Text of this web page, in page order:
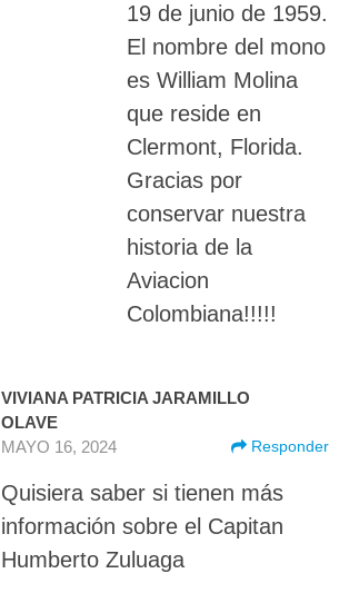
19 de junio de 1959.
El nombre del mono
es William Molina
que reside en
Clermont, Florida.
Gracias por
conservar nuestra
historia de la
Aviacion
Colombiana!!!!!
VIVIANA PATRICIA JARAMILLO
OLAVE
MAYO 16, 2024
Responder
Quisiera saber si tienen más
información sobre el Capitan
Humberto Zuluaga